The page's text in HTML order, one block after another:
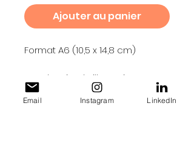
Ajouter au panier
Format A6 (10,5 x 14,8 cm)
Tous les visuels, illustrations, et
créations graphiques vendues
sont protégés par le droit
Email Instagram LinkedIn